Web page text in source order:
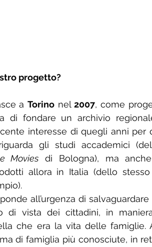
progetto?
a Torino nel 2007, come
di fondare un archivio
interesse di quegli anni per
gli studi accademici (del
Movies di Bologna), ma
allora in Italia (dello
all’urgenza di
di vista dei cittadini, in
che era la vita delle famiglie.
di famiglia più conosciute, in